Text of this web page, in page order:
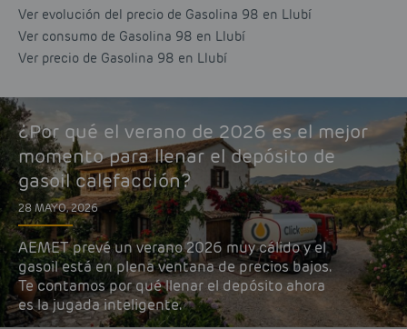
Ver evolución del precio de Gasolina 98 en Llubí
Ver consumo de Gasolina 98 en Llubí
Ver precio de Gasolina 98 en Llubí
¿Por qué el verano de 2026 es el mejor
momento para llenar el depósito de
gasoil calefacción?
28 MAYO, 2026
AEMET prevé un verano 2026 muy cálido y el
gasoil está en plena ventana de precios bajos.
Te contamos por qué llenar el depósito ahora
es la jugada inteligente.